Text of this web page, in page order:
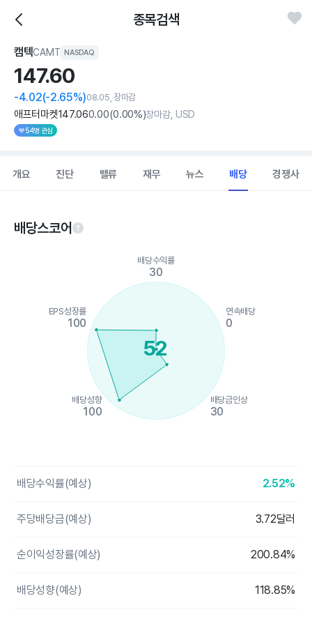
종목검색
캠텍CAMT NASDAQ
147.60
-4.02(-2.65%)08.05, 장마감
애프터마켓147.060.00(0.00%)장마감, USD
54명 관심
개요 진단 밸류 재무 뉴스 배당 경쟁사
배당스코어
The chart has 1 X axis displaying categories.
The chart has 1 Y axis displaying values. Data ranges from 0
52
배당수익률
30
연속배당
0
배당금인상
30
배당성향
100
EPS성장률
100
배당수익률(예상) 2.52%
주당배당금(예상) 3.72달러
순이익성장률(예상) 200.84%
배당성향(예상) 118.85%